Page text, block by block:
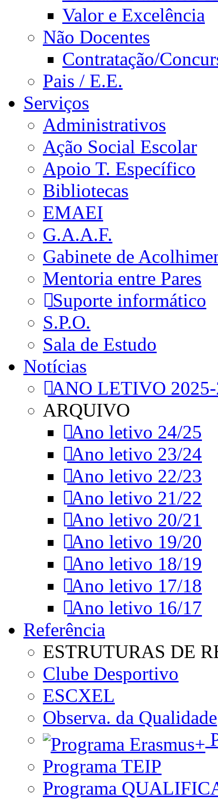
Valor e Excelência
Não Docentes
Contratação/
Pais / E.E.
Serviços
Administrativos
Ação Social Escolar
Apoio T. Específico
Bibliotecas
EMAEI
G.A.A.F.
Gabinete de
Mentoria entre Pares
Suporte informático
S.P.O.
Sala de Estudo
Notícias
ANO LETIVO
ARQUIVO
Ano letivo 24/25
Ano letivo 23/24
Ano letivo 22/23
Ano letivo 21/22
Ano letivo 20/21
Ano letivo 19/20
Ano letivo 18/19
Ano letivo 17/18
Ano letivo 16/17
Referência
ESTRUTURAS DE
Clube Desportivo
ESCXEL
Observa. da Qualidade
Programa TEIP
Programa